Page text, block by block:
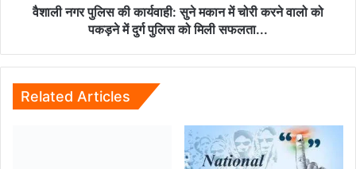
दुर्ग
पुलिस
वैशाली नगर पुलिस की कार्यवाही: सुने मकान में चोरी करने वालो को
पकड़ने में दुर्ग पुलिस को मिली सफलता...
Related Articles